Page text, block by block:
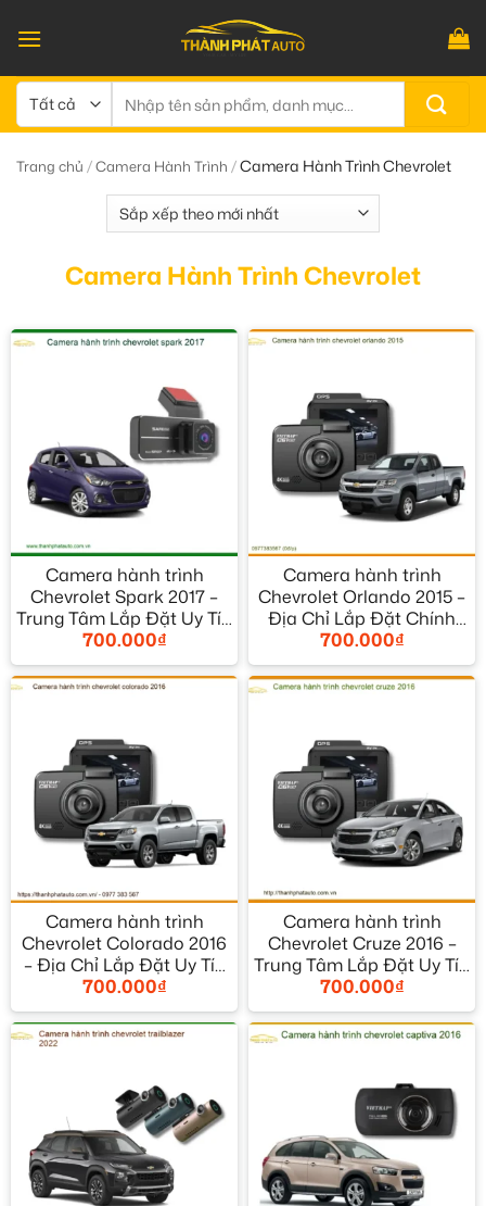
qua
dung
kiếm:
Trang chủ /Camera Hành Trình /Camera Hành Trình Chevrolet
Camera Hành Trình Chevrolet
Camera hành trình
Chevrolet Spark 2017 –
Trung Tâm Lắp Đặt Uy Tín
TPHCM
700.000₫
Camera hành trình
Chevrolet Orlando 2015 –
Địa Chỉ Lắp Đặt Chính
Hãng TPHCM
700.000₫
Camera hành trình
Chevrolet Colorado 2016
– Địa Chỉ Lắp Đặt Uy Tín
TPHCM
700.000₫
Camera hành trình
Chevrolet Cruze 2016 –
Trung Tâm Lắp Đặt Uy Tín
TPHCM
700.000₫